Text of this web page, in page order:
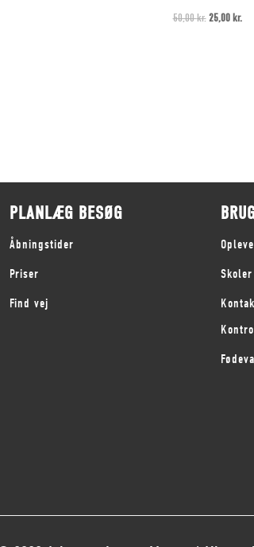
50,00kr. Original
25,00 kr.
PLANLÆG BESØG
Åbningstider
Priser
Find vej
Skoler